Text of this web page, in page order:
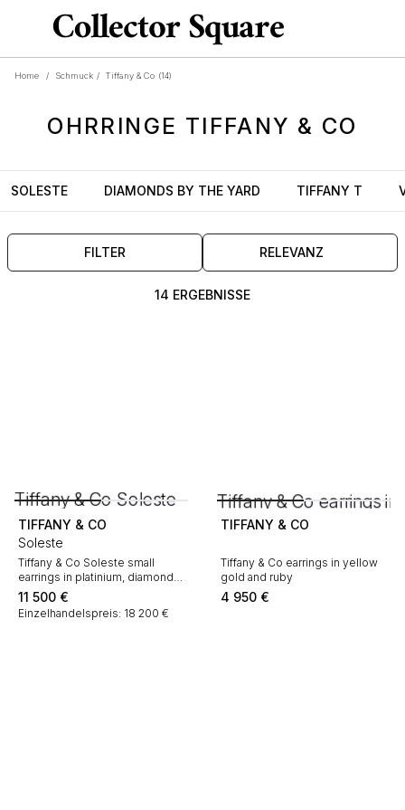
Home / Schmuck / Tiffany & Co (14)
OHRRINGE TIFFANY & CO
SOLESTE DIAMONDS BY THE YARD TIFFANY T
FILTER RELEVANZ
14 ERGEBNISSE
TIFFANY & CO
Soleste
Tiffany & Co Soleste small
earrings in platinium, diamonds
and ruby
11 500 €
Einzelhandelspreis: 18 200 €
TIFFANY & CO
Tiffany & Co earrings in yellow
gold and ruby
4 950 €